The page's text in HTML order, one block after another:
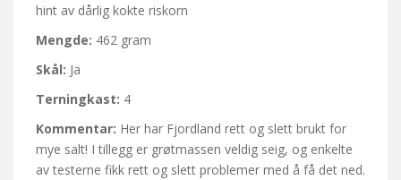
hint av dårlig kokte riskorn
Mengde: 462 gram
Skål: Ja
Terningkast: 4
Kommentar: Her har Fjordland rett og slett brukt for
mye salt! I tillegg er grøtmassen veldig seig, og enkelte
av testerne fikk rett og slett problemer med å få det ned.